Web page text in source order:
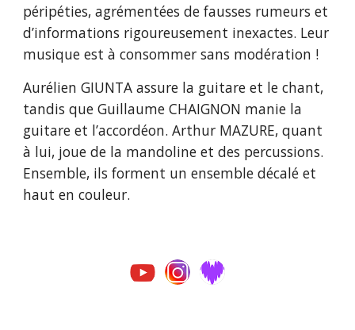
péripéties, agrémentées de fausses rumeurs et
d’informations rigoureusement inexactes. Leur
musique est à consommer sans modération !
Aurélien GIUNTA assure la guitare et le chant,
tandis que Guillaume CHAIGNON manie la
guitare et l’accordéon. Arthur MAZURE, quant
à lui, joue de la mandoline et des percussions.
Ensemble, ils forment un ensemble décalé et
haut en couleur.